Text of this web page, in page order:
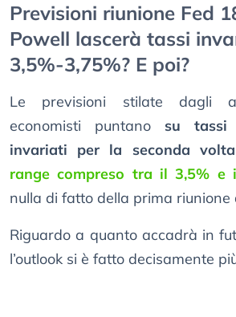
Previsioni riunione Fed
Powell lascerà tassi
3,5%-3,75%? E poi?
Le previsioni stilate dagli
economisti puntano su
invariati per la seconda
range compreso tra il 3,5% e
nulla di fatto della prima riunione
Riguardo a quanto accadrà in
l’outlook si è fatto decisamente